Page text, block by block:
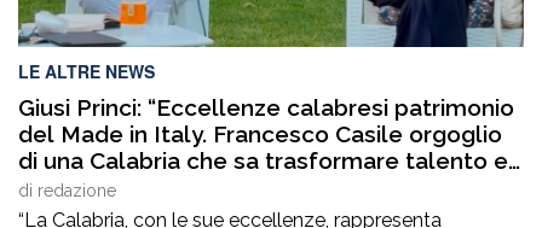
LE ALTRE NEWS
Giusi Princi: “Eccellenze calabresi patrimonio
del Made in Italy. Francesco Casile orgoglio
di una Calabria che sa trasformare talento e
competenze in valore”
di redazione
“La Calabria, con le sue eccellenze, rappresenta